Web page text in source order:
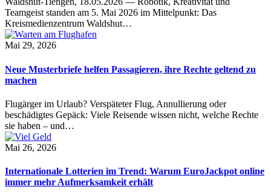
Teamgeist standen am 5. Mai 2026 im Mittelpunkt: Das
Kreismedienzentrum Waldshut…
Mai 29, 2026
Neue Musterbriefe helfen Passagieren, ihre Rechte geltend zu
machen
Flugärger im Urlaub? Verspäteter Flug, Annullierung oder
beschädigtes Gepäck: Viele Reisende wissen nicht, welche Rechte
sie haben – und…
Mai 26, 2026
Internationale Lotterien im Trend: Warum EuroJackpot online
immer mehr Aufmerksamkeit erhält